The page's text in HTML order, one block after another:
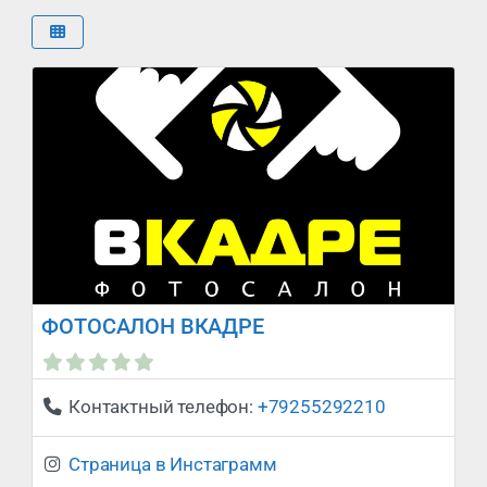
ФОТОСАЛОН ВКАДРЕ
Сейчас закрыто
Контактный телефон: +79255292210
Страница в Инстаграмм